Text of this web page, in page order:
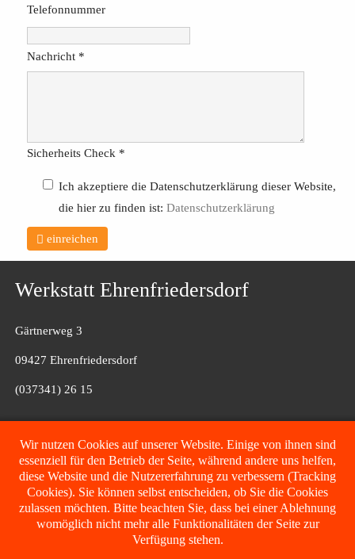
Telefonnummer
Nachricht*
Sicherheits Check *
Ich akzeptiere die Datenschutzerklärung dieser Website,
die hier zu finden ist: Datenschutzerklärung
einreichen
Werkstatt Ehrenfriedersdorf
Gärtnerweg 3
09427 Ehrenfriedersdorf
(037341) 26 15
Filiale Fulda
Glenn-Miller-Straße 7
36041 Fulda
Wir nutzen Cookies auf unserer Website. Einige von ihnen sind
essenziell für den Betrieb der Seite, während andere uns helfen,
diese Website und die Nutzererfahrung zu verbessern (Tracking
Cookies). Sie können selbst entscheiden, ob Sie die Cookies
zulassen möchten. Bitte beachten Sie, dass bei einer Ablehnung
womöglich nicht mehr alle Funktionalitäten der Seite zur
Verfügung stehen.